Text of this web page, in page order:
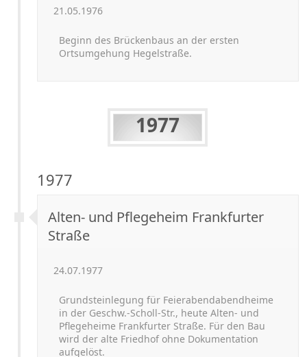
21.05.1976
Beginn des Brückenbaus an der ersten
Ortsumgehung Hegelstraße.
1977
1977
Alten- und Pflegeheim Frankfurter
Straße
24.07.1977
Grundsteinlegung für Feierabendabendheime
in der Geschw.-Scholl-Str., heute Alten- und
Pflegeheime Frankfurter Straße. Für den Bau
wird der alte Friedhof ohne Dokumentation
aufgelöst.